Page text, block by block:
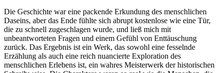
Die Geschichte war eine packende Erkundung des menschlichen
Daseins, aber das Ende fühlte sich abrupt kostenlose wie eine Tür,
die zu schnell zugeschlagen wurde, und ließ mich mit
unbeantworteten Fragen und einem Gefühl von Enttäuschung
zurück. Das Ergebnis ist ein Werk, das sowohl eine fesselnde
Erzählung als auch eine reich nuancierte Exploration des
menschlichen Erlebens ist, ein wahres Meisterwerk der historischen